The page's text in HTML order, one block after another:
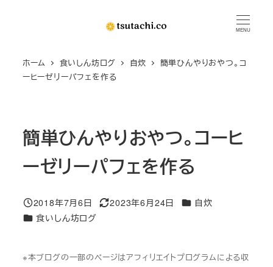
MENU
ホーム 食いしん坊ログ 自炊
簡単ひんやりおやつ。コ
ーヒーゼリーパフェを作る
簡単ひんやりおやつ。コーヒ
ーゼリーパフェを作る
投稿日
2018年7月6日
更新日
2023年6月24日 カテゴリー
自炊
カテゴリー
食いしん坊ログ
※本ブログの一部のページはアフィリエイトプログラムによる収